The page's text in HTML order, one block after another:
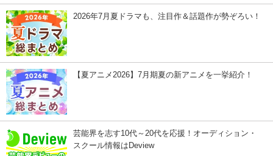
2026年7月夏ドラマも、注目作＆話題作が勢ぞろい！
【夏アニメ2026】7月期夏の新アニメを一挙紹介！
芸能界を志す10代～20代を応援！オーディション・
スクール情報はDeview